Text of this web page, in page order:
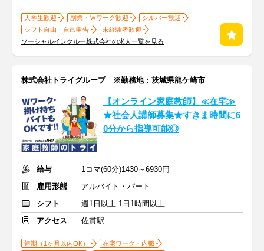
大学生歓迎 副業・Ｗワーク歓迎
シルバー歓迎
シフト自由・自己申告
未経験者歓迎
ソーシャルインクルー株式会社の求人一覧を見る
株式会社トライグループ ※勤務地：茨城県龍ケ崎市
【オンライン家庭教師】≪在宅≫
★社会人講師募集★すきま時間に6
0分から指導可能◎
給与
1コマ(60分)1430～6930円
雇用形態
アルバイト・パート
シフト
週1日以上 1日1時間以上
アクセス
佐貫駅
短期（1ヶ月以内OK）
在宅ワーク・内職